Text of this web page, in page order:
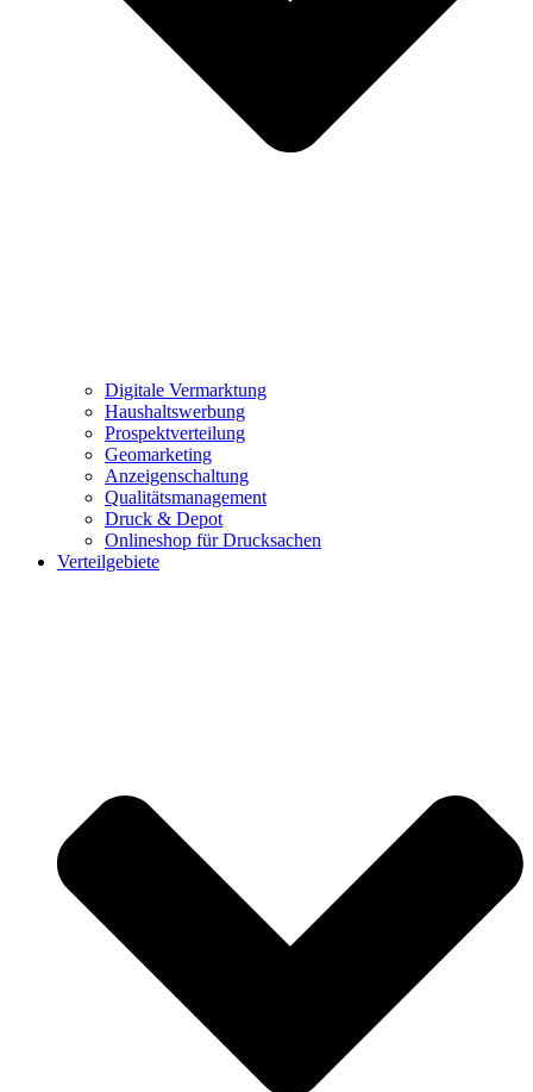
Digitale Vermarktung
Haushaltswerbung
Prospektverteilung
Geomarketing
Anzeigenschaltung
Qualitätsmanagement
Druck & Depot
Onlineshop für Drucksachen
Verteilgebiete